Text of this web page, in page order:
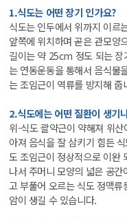
1.식도는 어떤 장기 인가요?
식도는 인두에서 위까지 이르
앞쪽에 위치하며 곧은 관모양
길이는 약 25cm 정도 되는
는 연동운동을 통해서 음식물
는 조임근이 역류를 방지해 줍
2.식도에는 어떤 질환이 생기
위-식도 괄약근이 약해져 위
아져 음식을 잘 삼키기 힘든
도 조임근이 정상적으로 이완
나서 주머니 모양의 넓은 공
고 부풀어 오르는 식도 정맥
암이 생길 수 있습니다.